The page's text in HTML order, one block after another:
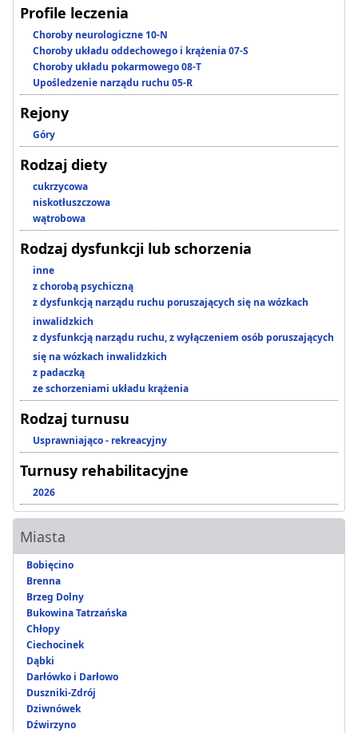
Profile leczenia
Choroby neurologiczne 10-N
Choroby układu oddechowego i krążenia 07-S
Choroby układu pokarmowego 08-T
Upośledzenie narządu ruchu 05-R
Rejony
Góry
Rodzaj diety
cukrzycowa
niskotłuszczowa
wątrobowa
Rodzaj dysfunkcji lub schorzenia
inne
z chorobą psychiczną
z dysfunkcją narządu ruchu poruszających się na wózkach
inwalidzkich
z dysfunkcją narządu ruchu, z wyłączeniem osób poruszających
się na wózkach inwalidzkich
z padaczką
ze schorzeniami układu krążenia
Rodzaj turnusu
Usprawniająco - rekreacyjny
Turnusy rehabilitacyjne
2026
Miasta
Bobięcino
Brenna
Brzeg Dolny
Bukowina Tatrzańska
Chłopy
Ciechocinek
Dąbki
Darłówko i Darłowo
Duszniki-Zdrój
Dziwnówek
Dźwirzyno